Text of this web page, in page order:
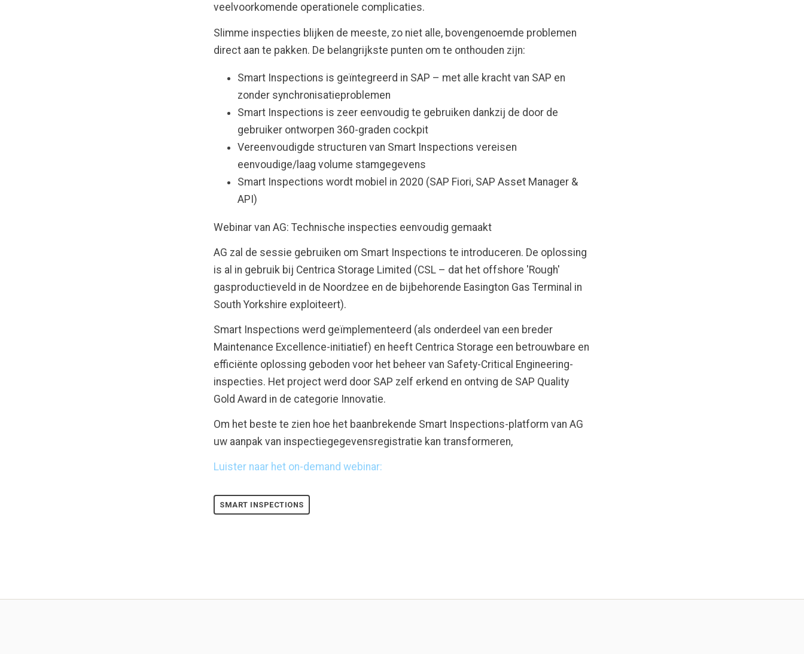
veelvoorkomende operationele complicaties.
Slimme inspecties blijken de meeste, zo niet alle, bovengenoemde problemen
direct aan te pakken. De belangrijkste punten om te onthouden zijn:
Smart Inspections is geïntegreerd in SAP – met alle kracht van SAP en
zonder synchronisatieproblemen
Smart Inspections is zeer eenvoudig te gebruiken dankzij de door de
gebruiker ontworpen 360-graden cockpit
Vereenvoudigde structuren van Smart Inspections vereisen
eenvoudige/laag volume stamgegevens
Smart Inspections wordt mobiel in 2020 (SAP Fiori, SAP Asset Manager &
API)
Webinar van AG: Technische inspecties eenvoudig gemaakt
AG zal de sessie gebruiken om Smart Inspections te introduceren. De oplossing
is al in gebruik bij Centrica Storage Limited (CSL – dat het offshore 'Rough'
gasproductieveld in de Noordzee en de bijbehorende Easington Gas Terminal in
South Yorkshire exploiteert).
Smart Inspections werd geïmplementeerd (als onderdeel van een breder
Maintenance Excellence-initiatief) en heeft Centrica Storage een betrouwbare en
efficiënte oplossing geboden voor het beheer van Safety-Critical Engineering-
inspecties. Het project werd door SAP zelf erkend en ontving de SAP Quality
Gold Award in de categorie Innovatie.
Om het beste te zien hoe het baanbrekende Smart Inspections-platform van AG
uw aanpak van inspectiegegevensregistratie kan transformeren,
Luister naar het on-demand webinar:
SMART INSPECTIONS